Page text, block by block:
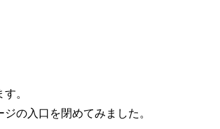
。
の入口を閉めてみました。